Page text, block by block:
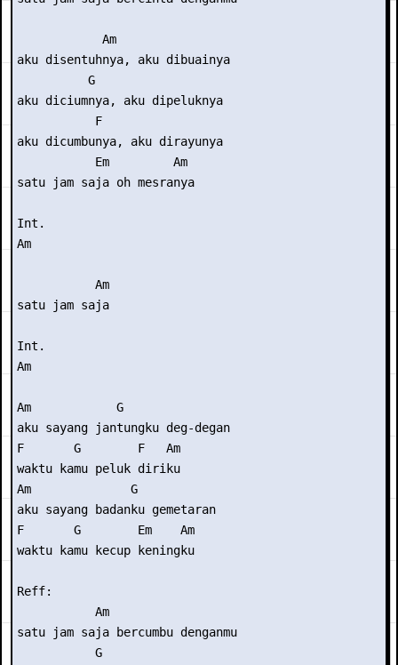
            Am
aku disentuhnya, aku dibuainya
          G
aku diciumnya, aku dipeluknya
           F
aku dicumbunya, aku dirayunya
           Em         Am
satu jam saja oh mesranya
Int.
Am
           Am
satu jam saja
Int.
Am
Am            G
aku sayang jantungku deg-degan
F       G        F   Am
waktu kamu peluk diriku
Am              G
aku sayang badanku gemetaran
F       G        Em    Am
waktu kamu kecup keningku
Reff:
           Am
satu jam saja bercumbu denganmu
           G